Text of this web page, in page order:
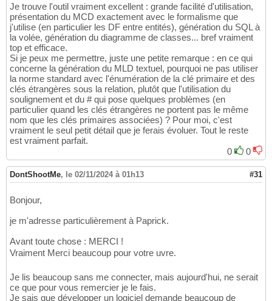
Je trouve l'outil vraiment excellent : grande facilité d'utilisation,
présentation du MCD exactement avec le formalisme que
j'utilise (en particulier les DF entre entités), génération du SQL à
la volée, génération du diagramme de classes... bref vraiment
top et efficace.
Si je peux me permettre, juste une petite remarque : en ce qui
concerne la génération du MLD textuel, pourquoi ne pas utiliser
la norme standard avec l'énumération de la clé primaire et des
clés étrangères sous la relation, plutôt que l'utilisation du
soulignement et du # qui pose quelques problèmes (en
particulier quand les clés étrangères ne portent pas le même
nom que les clés primaires associées) ? Pour moi, c'est
vraiment le seul petit détail que je ferais évoluer. Tout le reste
est vraiment parfait.
0
0
DontShootMe, le 02/11/2024 à 01h13 #31
Bonjour,
je m'adresse particulièrement à Paprick.
Avant toute chose : MERCI !
Vraiment Merci beaucoup pour votre uvre.
Je lis beaucoup sans me connecter, mais aujourd'hui, ne serait
ce que pour vous remercier je le fais.
Je sais que développer un logiciel demande beaucoup de